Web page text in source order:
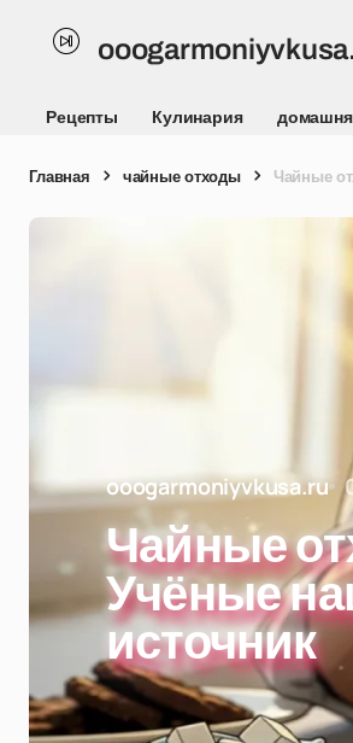
Рецепты Кулинария
Главная чайные отходы Чайные
ooogarmoniyvkusa.ru
Чайные
Учёные
источник